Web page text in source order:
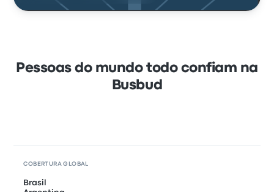
Pessoas do mundo todo confiam na
Busbud
COBERTURA GLOBAL
Brasil